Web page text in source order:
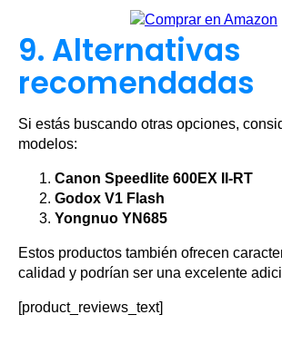
9. Alternativas
recomendadas
Si estás buscando otras opciones,
modelos:
Canon Speedlite 600EX II-RT
Godox V1 Flash
Yongnuo YN685
Estos productos también ofrecen
calidad y podrían ser una excelente
[product_reviews_text]